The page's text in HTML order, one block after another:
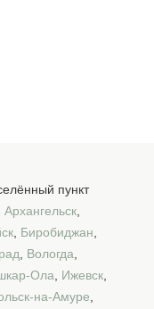
пункт
Архангельск
Биробиджан
Вологда
Ола Ижевск
на-Амуре